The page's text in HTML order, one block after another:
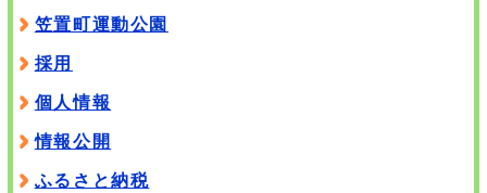
笠置町運動公園
採用
個人情報
情報公開
ふるさと納税